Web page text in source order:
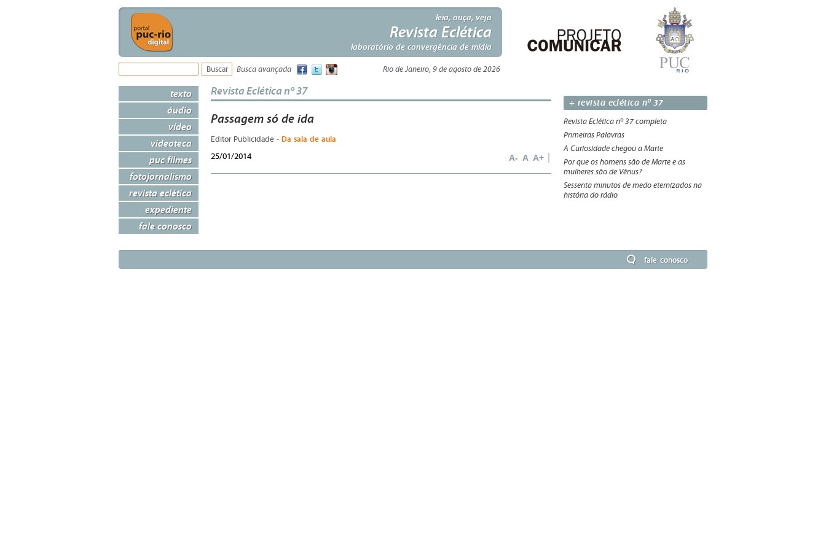
leia, ouça, veja
Revista Eclética
laboratório de convergência de mídia
Busca avançada Rio de Janeiro, 9 de agosto de 2026
texto
áudio
vídeo
videoteca
puc filmes
fotojornalismo
revista eclética
expediente
fale conosco
Revista Eclética nº 37
Passagem só de ida
Editor Publicidade - Da sala de aula
25/01/2014 A- A A+
+ revista eclética nº 37
Revista Eclética nº 37 completa
Primeiras Palavras
A Curiosidade chegou a Marte
Por que os homens são de Marte e as
mulheres são de Vênus?
Sessenta minutos de medo eternizados na
história do rádio
fale conosco